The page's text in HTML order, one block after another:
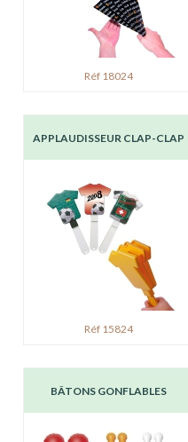
Réf 18024
APPLAUDISSEUR CLAP-CLAP
Réf 15824
BÂTONS GONFLABLES